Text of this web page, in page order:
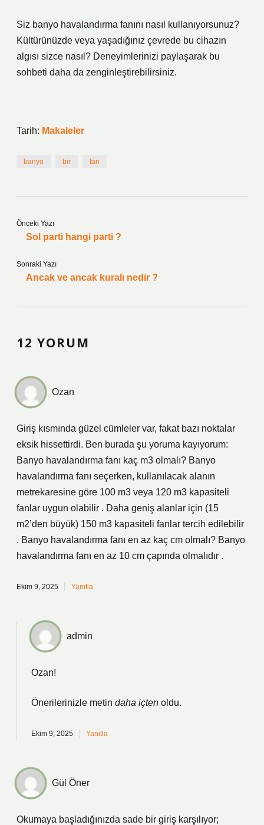
Siz banyo havalandırma fanını nasıl kullanıyorsunuz?
Kültürünüzde veya yaşadığınız çevrede bu cihazın
algısı sizce nasıl? Deneyimlerinizi paylaşarak bu
sohbeti daha da zenginleştirebilirsiniz.
Tarih: Makaleler
banyo bir fan
Önceki Yazı
Sol parti hangi parti ?
Sonraki Yazı
Ancak ve ancak kuralı nedir ?
12 YORUM
Ozan
Giriş kısmında güzel cümleler var, fakat bazı noktalar
eksik hissettirdi. Ben burada şu yoruma kayıyorum:
Banyo havalandırma fanı kaç m3 olmalı? Banyo
havalandırma fanı seçerken, kullanılacak alanın
metrekaresine göre 100 m3 veya 120 m3 kapasiteli
fanlar uygun olabilir . Daha geniş alanlar için (15
m2’den büyük) 150 m3 kapasiteli fanlar tercih edilebilir
. Banyo havalandırma fanı en az kaç cm olmalı? Banyo
havalandırma fanı en az 10 cm çapında olmalıdır .
Ekim 9, 2025 Yanıtla
admin
Ozan!
Önerilerinizle metin daha içten oldu.
Ekim 9, 2025 Yanıtla
Gül Öner
Okumaya başladığınızda sade bir giriş karşılıyor;